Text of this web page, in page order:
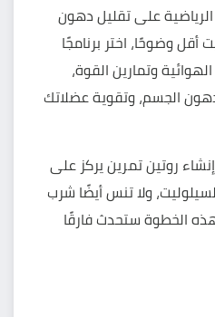
على تقليل دهون
وضوحًا، اختر برنامجًا
وتمارين القوة،
الجسم، وتقوية عضلاتك
روتين تمرين يركز على
ولا تنس أيضًا شرب
الخطوة ستحدث فارقًا